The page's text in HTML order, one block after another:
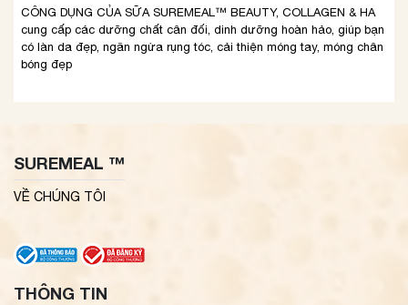
CÔNG DỤNG CỦA SỮA SUREMEAL™ BEAUTY, COLLAGEN & HA
cung cấp các dưỡng chất cân đối, dinh dưỡng hoàn hảo, giúp bạn
có làn da đẹp, ngăn ngừa rụng tóc, cải thiện móng tay, móng chân
bóng đẹp
SUREMEAL ™
VỀ CHÚNG TÔI
THÔNG TIN